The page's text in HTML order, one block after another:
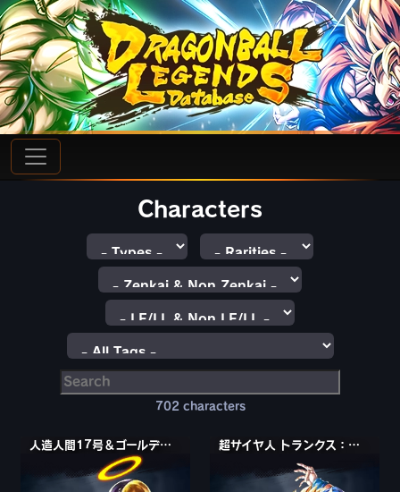
Characters
702 characters
人造人間17号＆ゴールデンフリーザ
人造人間17号＆ゴールデンフリーザ 超サイヤ人 トランクス：青年期＆孫悟飯
超サイヤ人 トランクス：青年期＆孫悟飯